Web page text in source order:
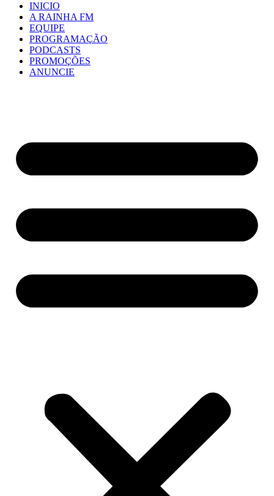
INICIO
A RAINHA FM
EQUIPE
PROGRAMAÇÃO
PODCASTS
PROMOÇÕES
ANUNCIE